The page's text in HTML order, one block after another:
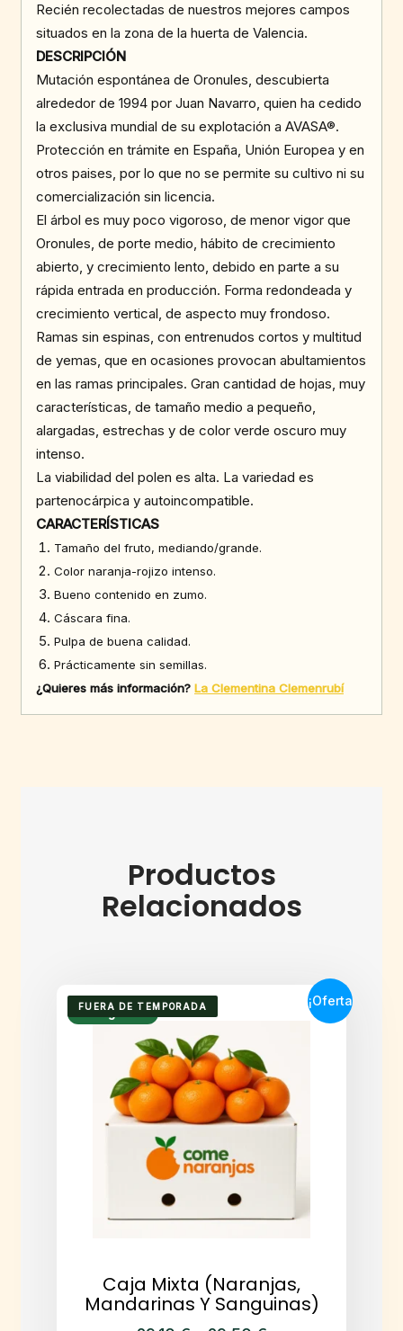
Recién recolectadas de nuestros mejores campos
situados en la zona de la huerta de Valencia.
DESCRIPCIÓN
Mutación espontánea de Oronules, descubierta
alrededor de 1994 por Juan Navarro, quien ha cedido
la exclusiva mundial de su explotación a AVASA®.
Protección en trámite en España, Unión Europea y en
otros paises, por lo que no se permite su cultivo ni su
comercialización sin licencia.
El árbol es muy poco vigoroso, de menor vigor que
Oronules, de porte medio, hábito de crecimiento
abierto, y crecimiento lento, debido en parte a su
rápida entrada en producción. Forma redondeada y
crecimiento vertical, de aspecto muy frondoso.
Ramas sin espinas, con entrenudos cortos y multitud
de yemas, que en ocasiones provocan abultamientos
en las ramas principales. Gran cantidad de hojas, muy
características, de tamaño medio a pequeño,
alargadas, estrechas y de color verde oscuro muy
intenso.
La viabilidad del polen es alta. La variedad es
partenocárpica y autoincompatible.
CARACTERÍSTICAS
Tamaño del fruto, mediando/grande.
Color naranja-rojizo intenso.
Bueno contenido en zumo.
Cáscara fina.
Pulpa de buena calidad.
Prácticamente sin semillas.
¿Quieres más información? La Clementina Clemenrubí
Productos
Relacionados
FUERA DE TEMPORADA
Envío gratuito
¡Oferta
Caja Mixta (Naranjas,
Mandarinas Y Sanguinas)